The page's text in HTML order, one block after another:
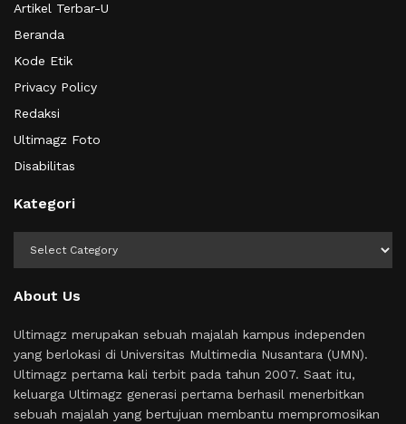
Artikel Terbar-U
Beranda
Kode Etik
Privacy Policy
Redaksi
Ultimagz Foto
Disabilitas
Kategori
About Us
Ultimagz merupakan sebuah majalah kampus independen
yang berlokasi di Universitas Multimedia Nusantara (UMN).
Ultimagz pertama kali terbit pada tahun 2007. Saat itu,
keluarga Ultimagz generasi pertama berhasil menerbitkan
sebuah majalah yang bertujuan membantu mempromosikan